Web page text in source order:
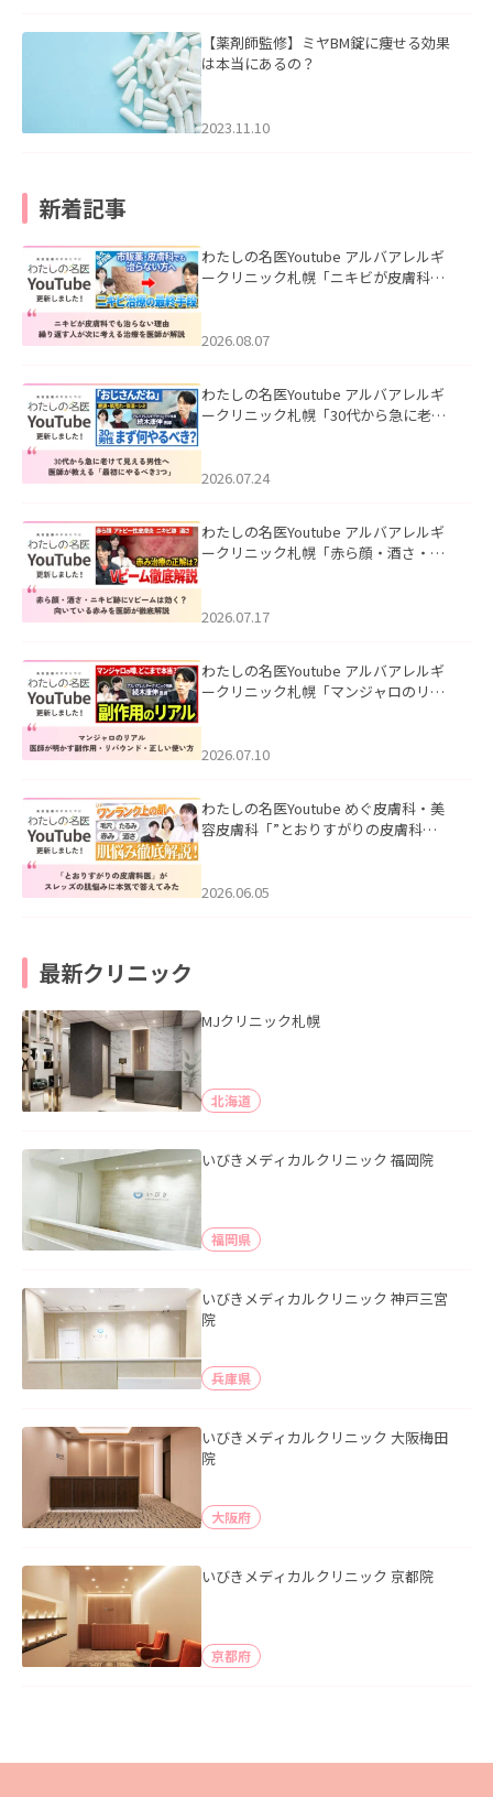
【薬剤師監修】ミヤBM錠に痩せる効果
は本当にあるの？
2023.11.10
新着記事
わたしの名医Youtube アルバアレルギ
ークリニック札幌「ニキビが皮膚科で
ました。
2026.08.07
わたしの名医Youtube アルバアレルギ
ークリニック札幌「30代から急に老け
た。
2026.07.24
わたしの名医Youtube アルバアレルギ
ークリニック札幌「赤ら顔・酒さ・ニ
した。
2026.07.17
わたしの名医Youtube アルバアレルギ
ークリニック札幌「マンジャロのリア
た。
2026.07.10
わたしの名医Youtube めぐ皮膚科・美
容皮膚科「”とおりすがりの皮膚科
2026.06.05
最新クリニック
MJクリニック札幌
北海道
いびきメディカルクリニック 福岡院
福岡県
いびきメディカルクリニック 神戸三宮
院
兵庫県
いびきメディカルクリニック 大阪梅田
院
大阪府
いびきメディカルクリニック 京都院
京都府